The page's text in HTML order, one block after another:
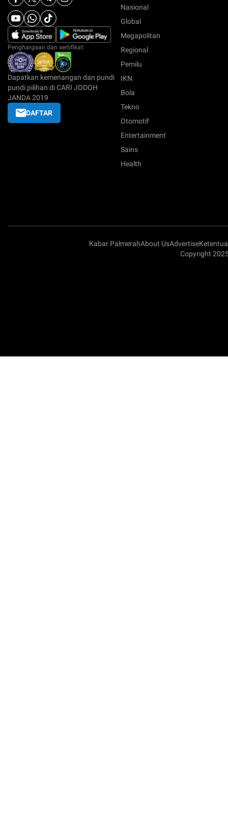
Penghargaan dan sertifikat:
Dapatkan kemenangan dan pundi
pundi pilihan di CARI JODOH
JANDA 2019
DAFTAR
Nasional
Global
Megapolitan
Regional
Pemilu
IKN
Bola
Tekno
Otomotif
Entertainment
Sains
Health
Kabar PalmerahAbout UsAdvertise
Copyright